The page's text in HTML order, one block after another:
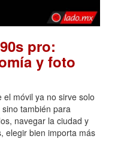
pro:
y foto
móvil ya no sirve solo
también para
navegar la ciudad y
elegir bien importa más